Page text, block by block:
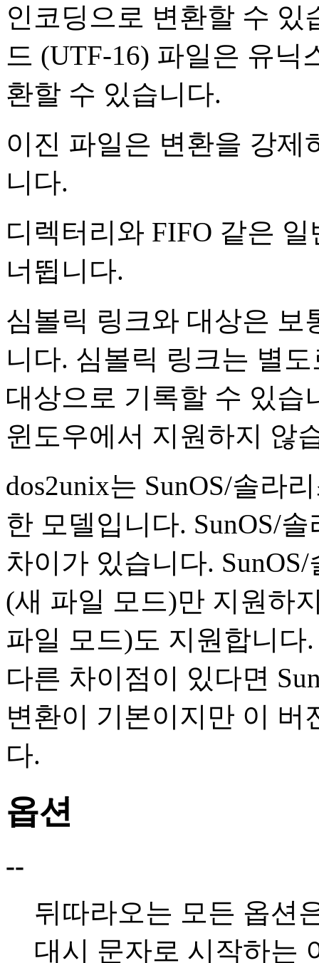
인코딩으로 변환할 수
드 (UTF-16) 파일은 유닉
환할 수 있습니다.
이진 파일은 변환을 강제
니다.
디렉터리와 FIFO 같은
너뜁니다.
심볼릭 링크와 대상은 보
니다. 심볼릭 링크는 별
대상으로 기록할 수 있습
윈도우에서 지원하지 않
dos2unix는 SunOS/솔라
한 모델입니다. SunOS/
차이가 있습니다.
(새 파일 모드)만 지원하
파일 모드)도 지원합니다
다른 차이점이 있다면
변환이 기본이지만 이 버
다.
옵션
--
뒤따라오는 모든 옵션
대시 문자로 시작하는